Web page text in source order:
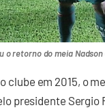
retorno do meia Nadson
clube em 2015, o
presidente